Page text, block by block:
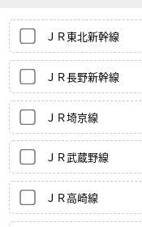
ＪＲ東北新幹線
ＪＲ長野新幹線
ＪＲ埼京線
ＪＲ武蔵野線
ＪＲ高崎線